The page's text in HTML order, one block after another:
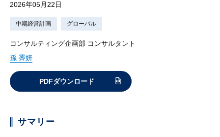
2026年05月22日
中期経営計画 グローバル
コンサルティング企画部 コンサルタント
孫 霽妍
PDFダウンロード
サマリー